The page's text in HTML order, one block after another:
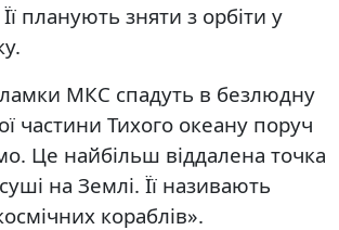
планують зняти з орбіти у
МКС спадуть в безлюдну
частини Тихого океану поруч
Це найбільш віддалена точка
на Землі. Її називають
кораблів».